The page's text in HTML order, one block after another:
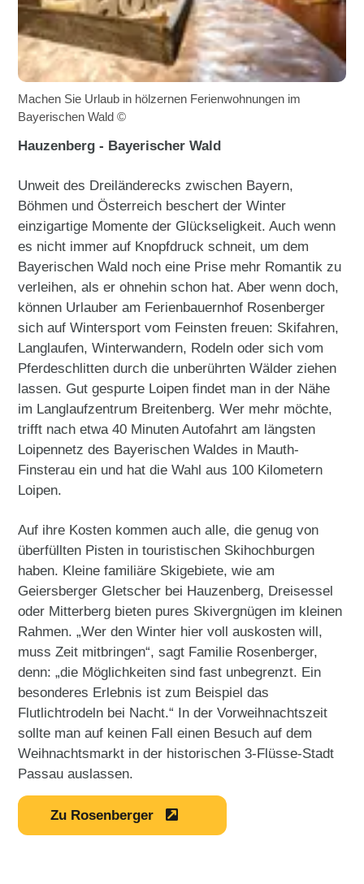
Machen Sie Urlaub in hölzernen Ferienwohnungen im
Bayerischen Wald ©
Hauzenberg - Bayerischer Wald
Unweit des Dreiländerecks zwischen Bayern,
Böhmen und Österreich beschert der Winter
einzigartige Momente der Glückseligkeit. Auch wenn
es nicht immer auf Knopfdruck schneit, um dem
Bayerischen Wald noch eine Prise mehr Romantik zu
verleihen, als er ohnehin schon hat. Aber wenn doch,
können Urlauber am Ferienbauernhof Rosenberger
sich auf Wintersport vom Feinsten freuen: Skifahren,
Langlaufen, Winterwandern, Rodeln oder sich vom
Pferdeschlitten durch die unberührten Wälder ziehen
lassen. Gut gespurte Loipen findet man in der Nähe
im Langlaufzentrum Breitenberg. Wer mehr möchte,
trifft nach etwa 40 Minuten Autofahrt am längsten
Loipennetz des Bayerischen Waldes in Mauth-
Finsterau ein und hat die Wahl aus 100 Kilometern
Loipen.
Auf ihre Kosten kommen auch alle, die genug von
überfüllten Pisten in touristischen Skihochburgen
haben. Kleine familiäre Skigebiete, wie am
Geiersberger Gletscher bei Hauzenberg, Dreisessel
oder Mitterberg bieten pures Skivergnügen im kleinen
Rahmen. „Wer den Winter hier voll auskosten will,
muss Zeit mitbringen“, sagt Familie Rosenberger,
denn: „die Möglichkeiten sind fast unbegrenzt. Ein
besonderes Erlebnis ist zum Beispiel das
Flutlichtrodeln bei Nacht.“ In der Vorweihnachtszeit
sollte man auf keinen Fall einen Besuch auf dem
Weihnachtsmarkt in der historischen 3-Flüsse-Stadt
Passau auslassen.
Zu Rosenberger